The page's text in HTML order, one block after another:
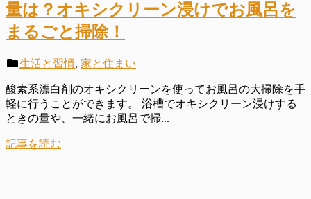
量は？オキシクリーン浸けでお風呂を
まるごと掃除！
生活と習慣, 家と住まい
酸素系漂白剤のオキシクリーンを使ってお風呂の大掃除を手
軽に行うことができます。 浴槽でオキシクリーン浸けする
ときの量や、一緒にお風呂で掃...
記事を読む